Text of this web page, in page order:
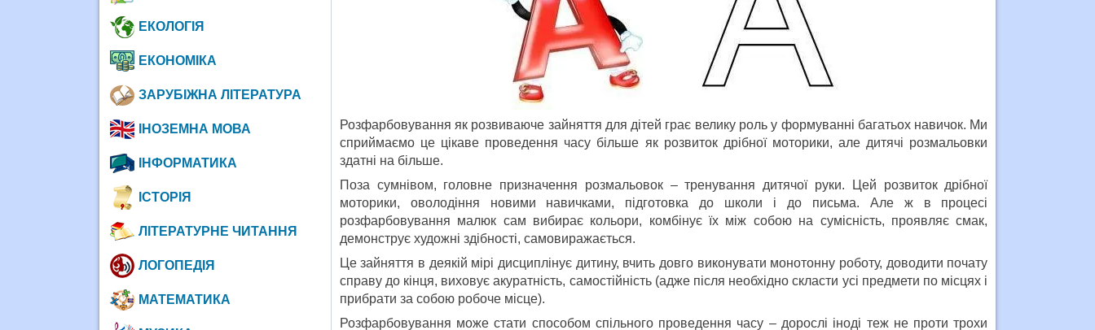
Розфарбовування як розвиваюче зайняття для дітей грає велику роль у формуванні багатьох навичок. Ми
сприймаємо це цікаве проведення часу більше як розвиток дрібної моторики, але дитячі розмальовки
здатні на більше.
Поза сумнівом, головне призначення розмальовок – тренування дитячої руки. Цей розвиток дрібної
моторики, оволодіння новими навичками, підготовка до школи і до письма. Але ж в процесі
розфарбовування малюк сам вибирає кольори, комбінує їх між собою на сумісність, проявляє смак,
демонструє художні здібності, самовиражається.
Це зайняття в деякій мірі дисциплінує дитину, вчить довго виконувати монотонну роботу, доводити почату
справу до кінця, виховує акуратність, самостійність (адже після необхідно скласти усі предмети по місцях і
прибрати за собою робоче місце).
Розфарбовування може стати способом спільного проведення часу – дорослі іноді теж не проти трохи
ЕКОЛОГІЯ
ЕКОНОМІКА
ЗАРУБІЖНА ЛІТЕРАТУРА
ІНОЗЕМНА МОВА
ІНФОРМАТИКА
ІСТОРІЯ
ЛІТЕРАТУРНЕ ЧИТАННЯ
ЛОГОПЕДІЯ
МАТЕМАТИКА